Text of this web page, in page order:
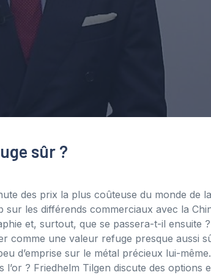
sûr ?
des prix la plus coûteuse du monde de
sur les différends commerciaux avec la
et, surtout, que se passera-t-il ensuite
comme une valeur refuge presque aussi
d’emprise sur le métal précieux lui-
? Friedhelm Tilgen discute des options